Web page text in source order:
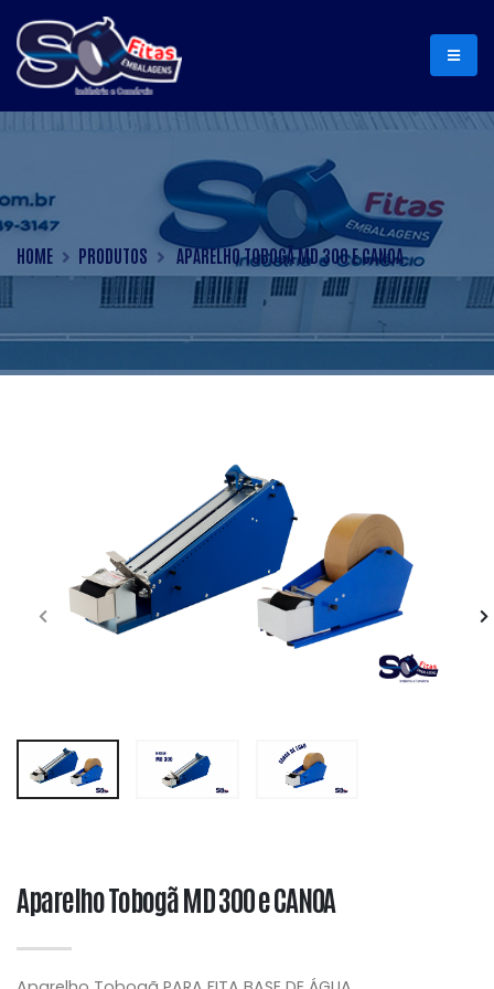
HOME PRODUTOS APARELHO TOBOGÃ MD 300 E CANOA
Aparelho Tobogã MD 300 e CANOA